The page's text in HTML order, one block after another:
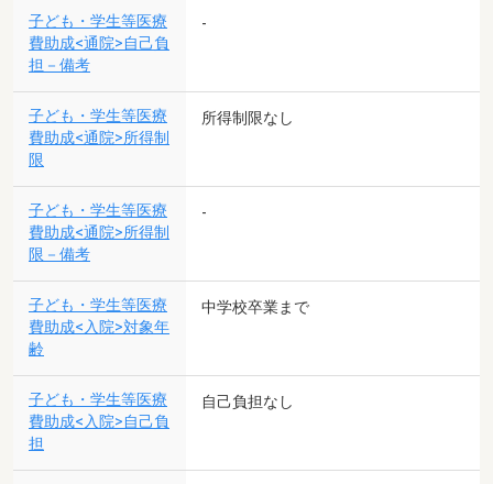
子ども・学生等医療
費助成<通院>自己負
担－備考
-
子ども・学生等医療
費助成<通院>所得制
限
所得制限なし
子ども・学生等医療
費助成<通院>所得制
限－備考
-
子ども・学生等医療
費助成<入院>対象年
齢
中学校卒業まで
子ども・学生等医療
費助成<入院>自己負
担
自己負担なし